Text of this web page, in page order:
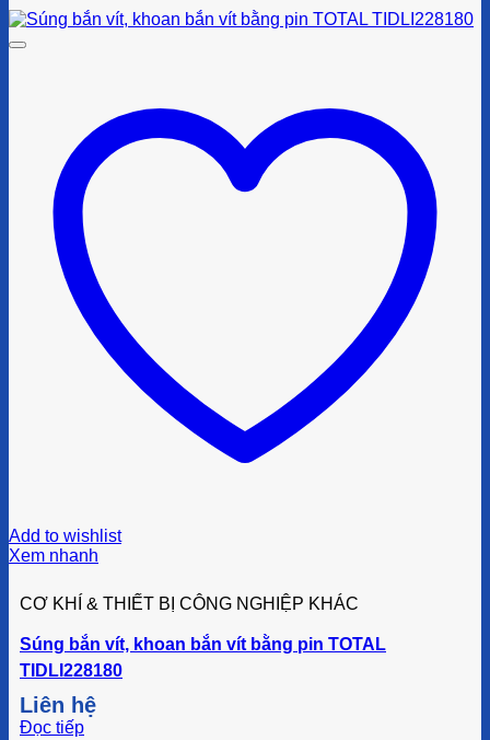
Add to wishlist
Xem nhanh
CƠ KHÍ & THIẾT BỊ CÔNG NGHIỆP KHÁC
Súng bắn vít, khoan bắn vít bằng pin TOTAL
TIDLI228180
Liên hệ
Đọc tiếp